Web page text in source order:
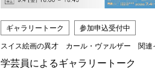
ギャラリートーク 参加申込受付中
スイス絵画の異才 カール・ヴァルザー 関連
学芸員によるギャラリートーク